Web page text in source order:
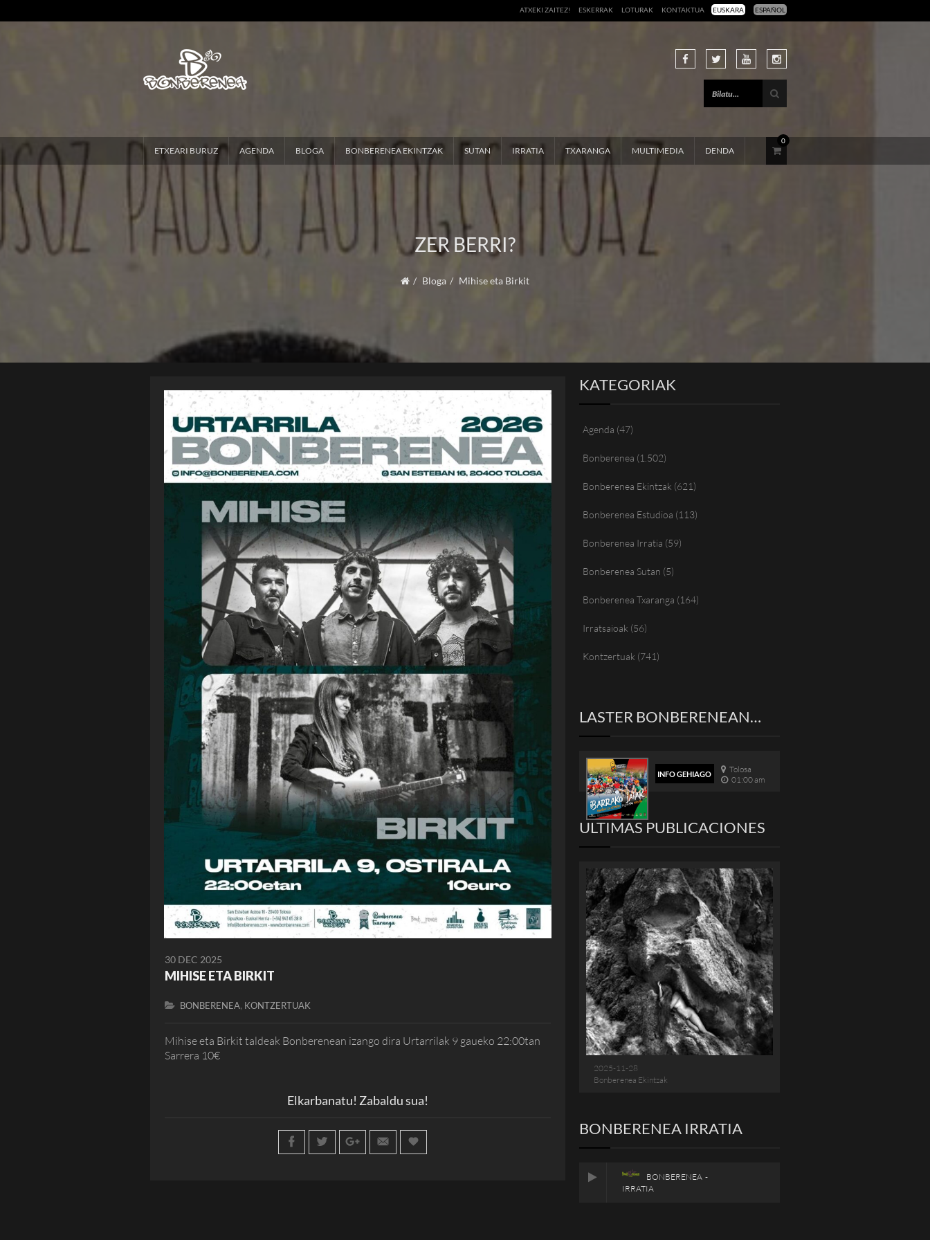
EUSKARA ESPAÑOL
ATXEKI ZAITEZ! ESKERRAK LOTURAK KONTAKTUA
ETXEARI BURUZ AGENDA BLOGA BONBERENEA EKINTZAK SUTAN IRRATIA TXARANGA MULTIMEDIA DENDA
0
ZER BERRI?
Bloga Mihise eta Birkit
30 DEC 2025
MIHISE ETA BIRKIT
BONBERENEA, KONTZERTUAK
Mihise eta Birkit taldeak Bonberenean izango dira Urtarrilak 9 gaueko 22:00tan
Sarrera 10€
Elkarbanatu! Zabaldu sua!
KATEGORIAK
Agenda (47)
Bonberenea (1.502)
Bonberenea Ekintzak (621)
Bonberenea Estudioa (113)
Bonberenea Irratia (59)
Bonberenea Sutan (5)
Bonberenea Txaranga (164)
Irratsaioak (56)
Kontzertuak (741)
LASTER BONBERENEAN…
INFO GEHIAGO
Tolosa
01:00 am
ULTIMAS PUBLICACIONES
2025-11-28
Bonberenea Ekintzak
BONBERENEA IRRATIA
BONBERENEA -
IRRATIA